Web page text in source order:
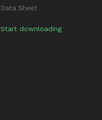
Data Sheet
Start downloading